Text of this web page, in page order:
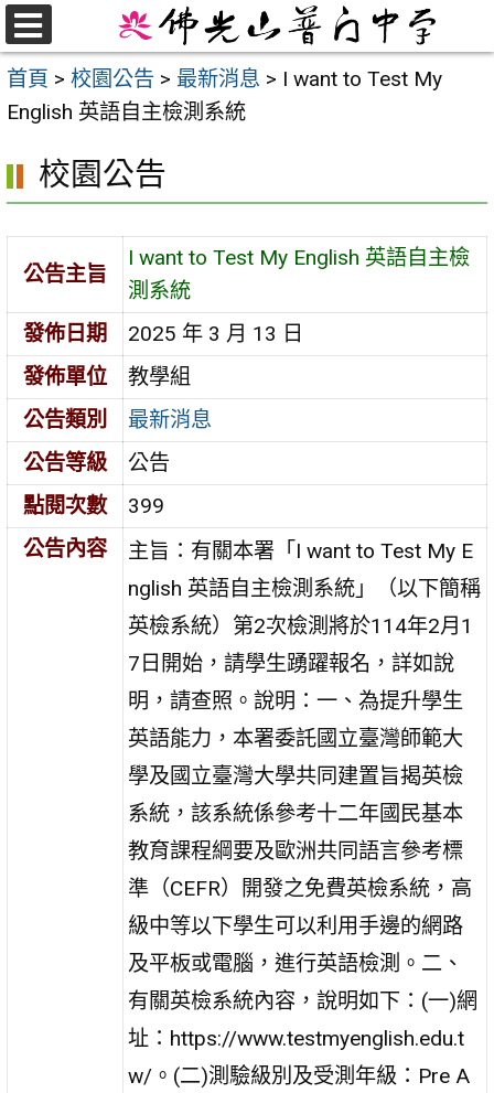
跳
至
主
要
首頁 > 校園公告 > 最新消息 > I want to Test My
English 英語自主檢測系統
校園公告
公告主旨
I want to Test My English 英語自主檢
測系統
發佈日期
2025 年 3 月 13 日
發佈單位
教學組
公告類別
最新消息
公告等級
公告
點閱次數
399
公告內容
主旨：有關本署「I want to Test My E
nglish 英語自主檢測系統」（以下簡稱
英檢系統）第2次檢測將於114年2月1
7日開始，請學生踴躍報名，詳如說
明，請查照。說明：一、為提升學生
英語能力，本署委託國立臺灣師範大
學及國立臺灣大學共同建置旨揭英檢
系統，該系統係參考十二年國民基本
教育課程綱要及歐洲共同語言參考標
準（CEFR）開發之免費英檢系統，高
級中等以下學生可以利用手邊的網路
及平板或電腦，進行英語檢測。二、
有關英檢系統內容，說明如下：(一)網
址：https://www.testmyenglish.edu.t
w/。(二)測驗級別及受測年級：Pre A
選
單